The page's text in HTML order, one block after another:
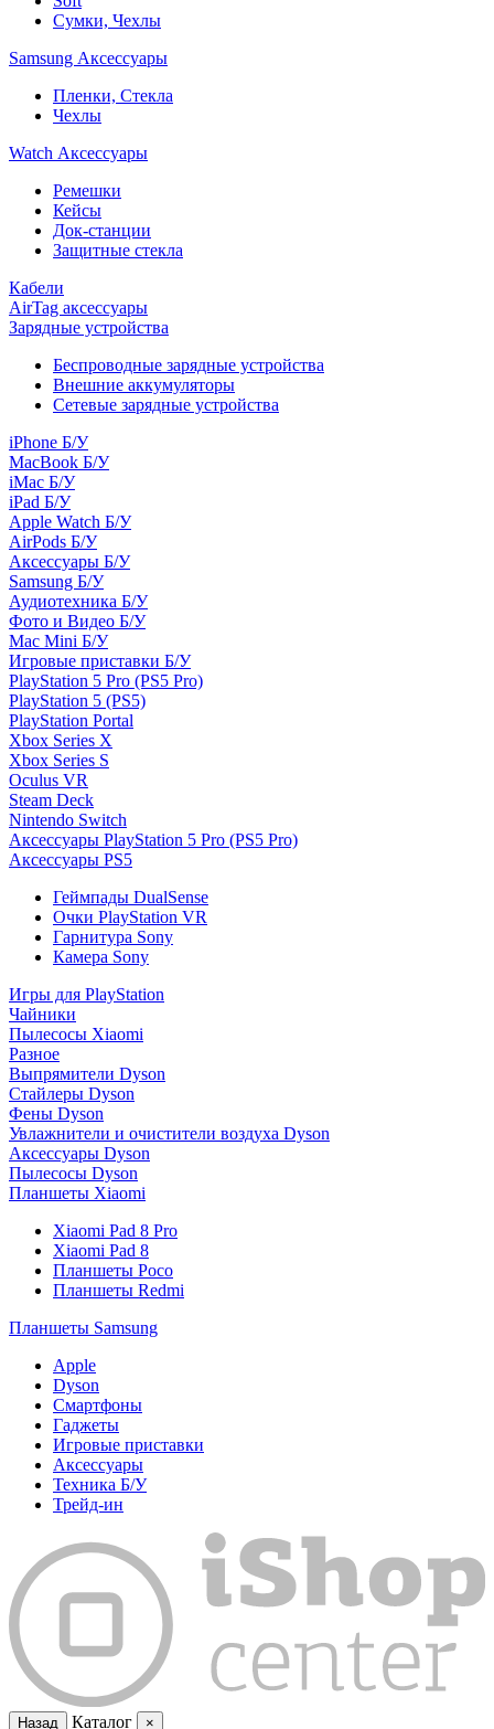
Сумки, Чехлы
Samsung Аксессуары
Пленки, Стекла
Чехлы
Watch Аксессуары
Ремешки
Кейсы
Док-станции
Защитные стекла
Кабели
AirTag аксессуары
Зарядные устройства
Беспроводные зарядные устройства
Внешние аккумуляторы
Сетевые зарядные устройства
iPhone Б/У
MacBook Б/У
iMac Б/У
iPad Б/У
Apple Watch Б/У
AirPods Б/У
Аксессуары Б/У
Samsung Б/У
Аудиотехника Б/У
Фото и Видео Б/У
Mac Mini Б/У
Игровые приставки Б/У
PlayStation 5 Pro (PS5 Pro)
PlayStation 5 (PS5)
PlayStation Portal
Xbox Series X
Xbox Series S
Oculus VR
Steam Deck
Nintendo Switch
Аксессуары PlayStation 5 Pro (PS5 Pro)
Аксессуары PS5
Геймпады DualSense
Очки PlayStation VR
Гарнитура Sony
Камера Sony
Игры для PlayStation
Чайники
Пылесосы Xiaomi
Разное
Выпрямители Dyson
Стайлеры Dyson
Фены Dyson
Увлажнители и очистители воздуха Dyson
Аксессуары Dyson
Пылесосы Dyson
Планшеты Xiaomi
Xiaomi Pad 8 Pro
Xiaomi Pad 8
Планшеты Poco
Планшеты Redmi
Планшеты Samsung
Apple
Dyson
Смартфоны
Гаджеты
Игровые приставки
Аксессуары
Техника Б/У
Трейд-ин
Назад Каталог ×